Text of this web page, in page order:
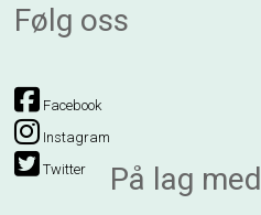
Følg oss
Facebook
Instagram
Twitter
På lag med